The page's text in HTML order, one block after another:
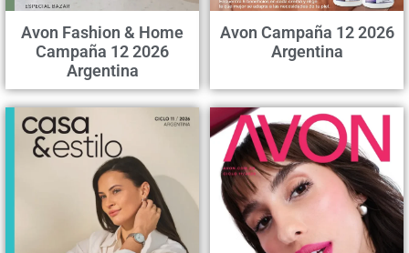
Avon Fashion & Home
Campaña 12 2026
Argentina
Avon Campaña 12 2026
Argentina